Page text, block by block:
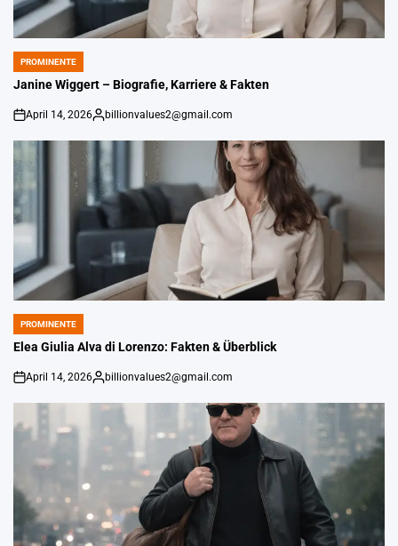
POSTED
IN
PROMINENTE
Janine Wiggert – Biografie, Karriere & Fakten
on
April 14, 2026
Gepostet
billionvalues2@gmail.com
POSTED
IN
PROMINENTE
Elea Giulia Alva di Lorenzo: Fakten & Überblick
on
April 14, 2026
Gepostet
billionvalues2@gmail.com